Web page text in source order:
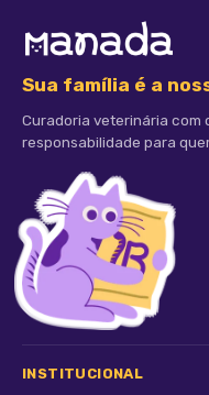
Sua família é a
Curadoria veterinária com
responsabilidade para
INSTITUCIONAL